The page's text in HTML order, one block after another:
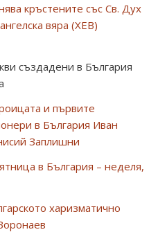
кръстените със Св. Дух
вяра (ХЕВ)
създадени в България
и първите
в България Иван
Заплишни
в България – неделя,
харизматично